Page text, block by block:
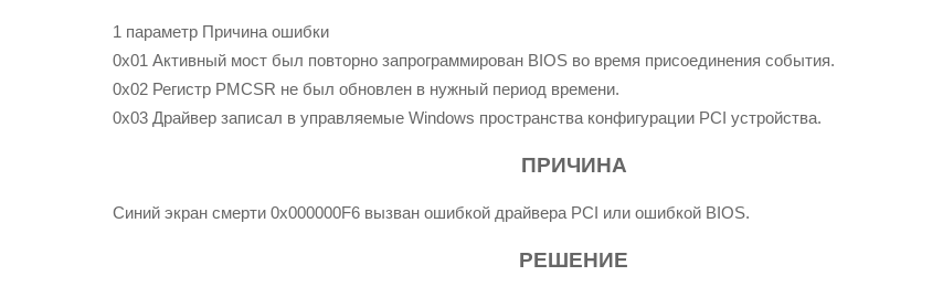
1 параметр Причина ошибки
0x01 Активный мост был повторно запрограммирован BIOS во время присоединения события.
0x02 Регистр PMCSR не был обновлен в нужный период времени.
0x03 Драйвер записал в управляемые Windows пространства конфигурации PCI устройства.
ПРИЧИНА
Синий экран смерти 0x000000F6 вызван ошибкой драйвера PCI или ошибкой BIOS.
РЕШЕНИЕ